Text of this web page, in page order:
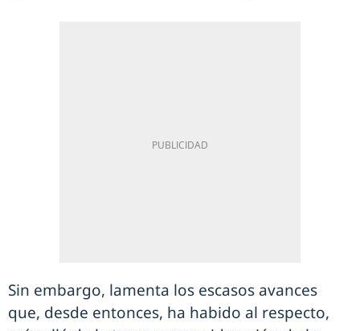
Sin embargo, lamenta los escasos avances
que, desde entonces, ha habido al respecto,